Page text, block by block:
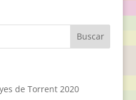
de Torrent 2020